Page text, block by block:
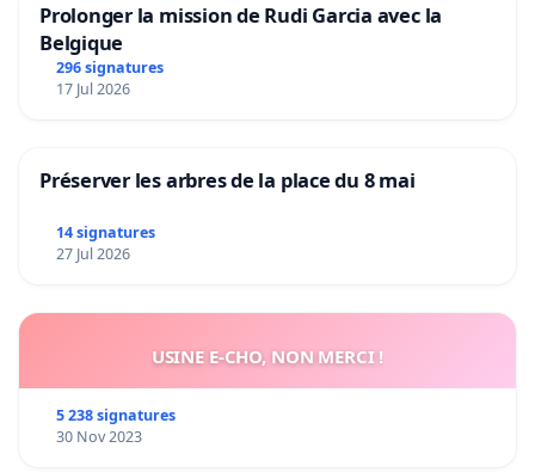
Prolonger la mission de Rudi Garcia avec la
Belgique
296 signatures
17 Jul 2026
Préserver les arbres de la place du 8 mai
14 signatures
27 Jul 2026
USINE E-CHO, NON MERCI !
5 238 signatures
30 Nov 2023